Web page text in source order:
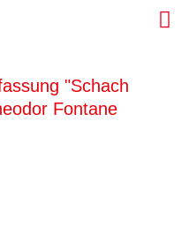
"Schach
Fontane